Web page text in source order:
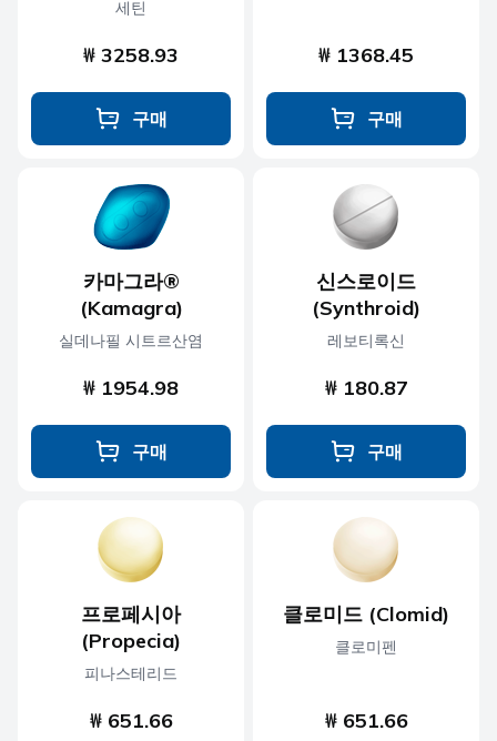
세틴
₩ 3258.93
구매
₩ 1368.45
구매
카마그라®
(Kamagra)
실데나필 시트르산염
₩ 1954.98
구매
신스로이드
(Synthroid)
레보티록신
₩ 180.87
구매
프로페시아
(Propecia)
피나스테리드
₩ 651.66
클로미드 (Clomid)
클로미펜
₩ 651.66